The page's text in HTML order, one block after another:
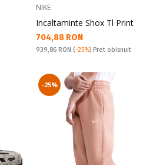
NIKE
Incaltaminte Shox Tl Print
Текуща цена:
704,88 RON
Pret obisnuit:
939,86 RON (-25%) Pret obisnuit
-25%